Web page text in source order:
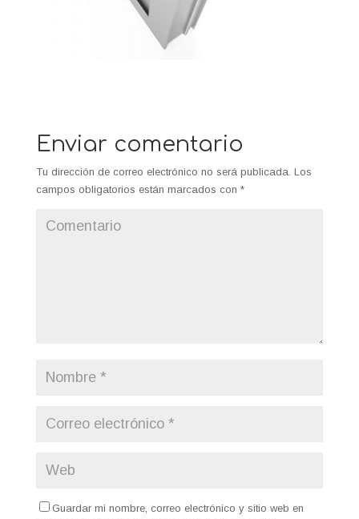
Enviar comentario
Tu dirección de correo electrónico no será publicada. Los
campos obligatorios están marcados con *
Guardar mi nombre, correo electrónico y sitio web en